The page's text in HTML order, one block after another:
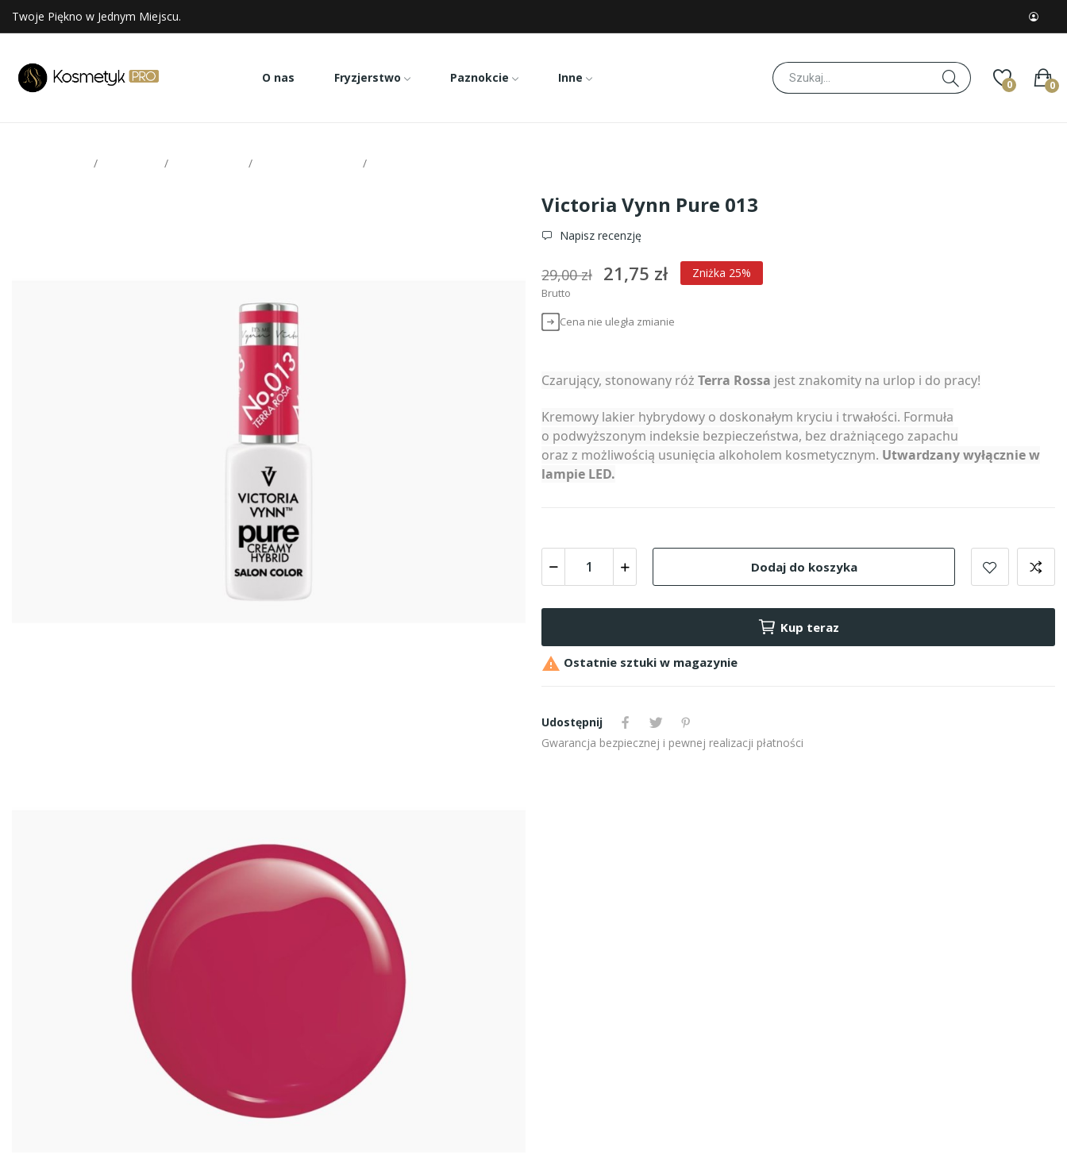
Twoje Piękno w Jednym Miejscu.
O nas Fryzjerstwo Paznokcie Inne 0 0
Victoria Vynn Pure 013
Napisz recenzję
29,00 zł 21,75 zł Zniżka 25%
Brutto
Cena nie uległa zmianie
Czarujący, stonowany róż Terra Rossa jest znakomity na urlop i do pracy!
Kremowy lakier hybrydowy o doskonałym kryciu i trwałości. Formuła
o podwyższonym indeksie bezpieczeństwa, bez drażniącego zapachu
oraz z możliwością usunięcia alkoholem kosmetycznym. Utwardzany wyłącznie w
lampie LED.
Dodaj do koszyka
Kup teraz
 Ostatnie sztuki w magazynie
Udostępnij
Gwarancja bezpiecznej i pewnej realizacji płatności